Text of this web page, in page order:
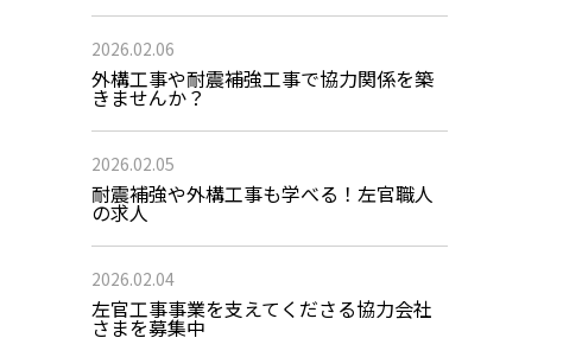
2026.02.06
外構工事や耐震補強工事で協力関係を築
きませんか？
2026.02.05
耐震補強や外構工事も学べる！左官職人
の求人
2026.02.04
左官工事事業を支えてくださる協力会社
さまを募集中